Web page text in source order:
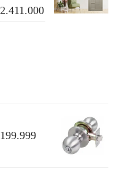
2.411.000
199.999